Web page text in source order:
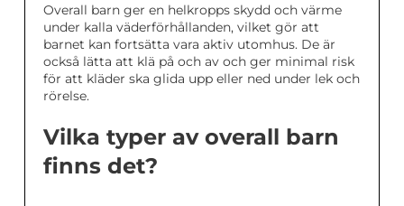
Overall barn ger en helkropps skydd och värme
under kalla väderförhållanden, vilket gör att
barnet kan fortsätta vara aktiv utomhus. De är
också lätta att klä på och av och ger minimal risk
för att kläder ska glida upp eller ned under lek och
rörelse.
Vilka typer av overall barn
finns det?